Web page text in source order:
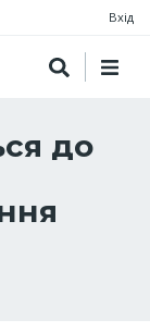
Вхід
до